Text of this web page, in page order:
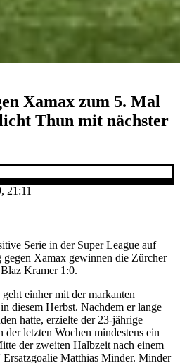
Xamax zum 5. Mal
Thun mit nächster
21:11
Serie in der Super League auf
Xamax gewinnen die Zürcher
Kramer 1:0.
einher mit der markanten
diesem Herbst. Nachdem er lange
hatte, erzielte der 23-jährige
letzten Wochen mindestens ein
der zweiten Halbzeit nach einem
Matthias Minder. Minder